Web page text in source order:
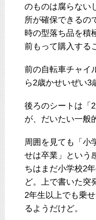
のものは腐らない
所が確保できるの
時の型落ち品を積
前もって購入する
前の自転車チャイ
ら2歳かせいぜい3
後ろのシートは「
が、だいたい一般
周囲を見ても「小
せは卒業」という
ちはまだ小学校2
ど。上で書いた突
2年生以上でも乗
るようだけど。